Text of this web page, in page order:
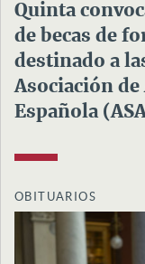
Quinta
de becas de
destinado a
Asociación de
Española
OBITUARIOS